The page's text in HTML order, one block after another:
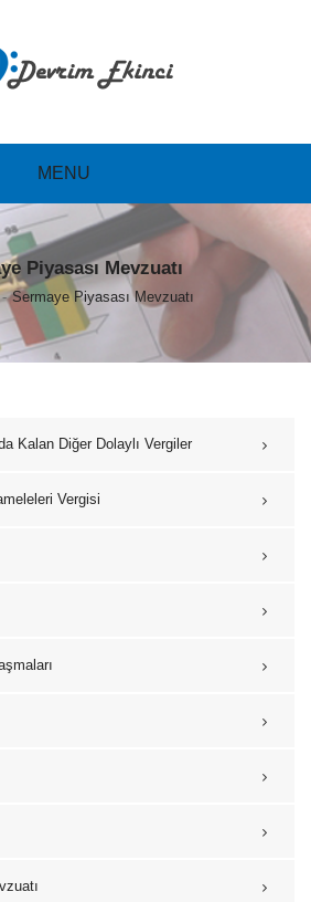
MENU
Piyasası Mevzuatı
Sermaye Piyasası Mevzuatı
Kalan Diğer Dolaylı Vergiler
Vergisi